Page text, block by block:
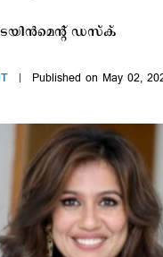
ഡസ്ക്
Published on May 02,